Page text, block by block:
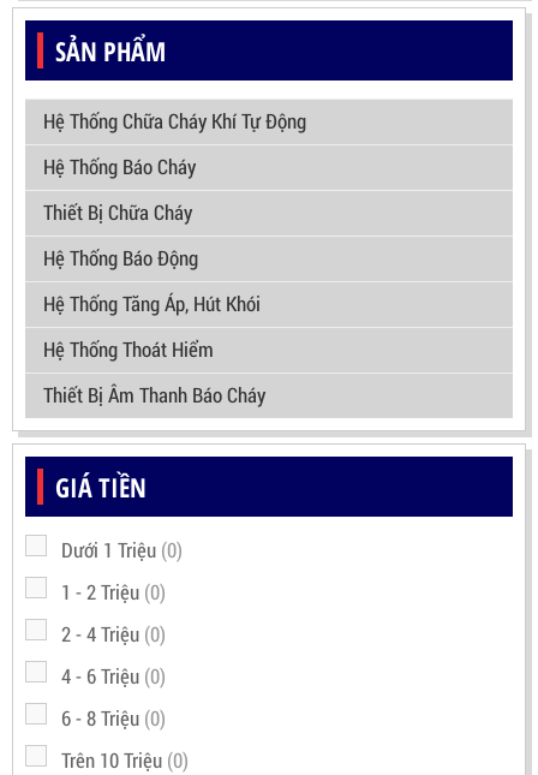
SẢN PHẨM
Hệ Thống Chữa Cháy Khí Tự Động
Hệ Thống Báo Cháy
Thiết Bị Chữa Cháy
Hệ Thống Báo Động
Hệ Thống Tăng Áp, Hút Khói
Hệ Thống Thoát Hiểm
Thiết Bị Âm Thanh Báo Cháy
GIÁ TIỀN
Dưới 1 Triệu (0)
1 - 2 Triệu (0)
2 - 4 Triệu (0)
4 - 6 Triệu (0)
6 - 8 Triệu (0)
Trên 10 Triệu (0)